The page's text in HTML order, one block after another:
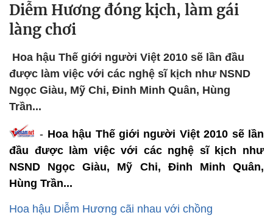
Diễm Hương đóng kịch, làm gái
làng chơi
Hoa hậu Thế giới người Việt 2010 sẽ lần đầu
được làm việc với các nghệ sĩ kịch như NSND
Ngọc Giàu, Mỹ Chi, Đinh Minh Quân, Hùng
Trần...
- Hoa hậu Thế giới người Việt 2010 sẽ lần
đầu được làm việc với các nghệ sĩ kịch như
NSND Ngọc Giàu, Mỹ Chi, Đinh Minh Quân,
Hùng Trần...
Hoa hậu Diễm Hương cãi nhau với chồng